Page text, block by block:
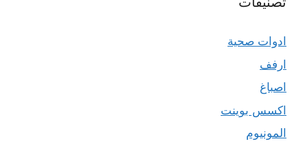
ادوات صحية
ارفف
اصباغ
اكسس بوينت
المونيوم